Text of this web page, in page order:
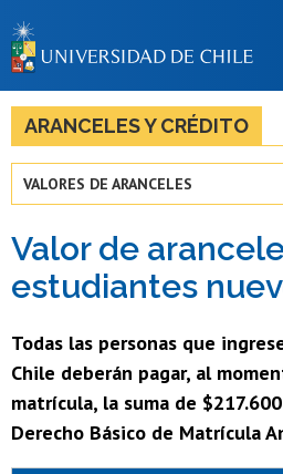
LA
Egresadas/
ARANCELES Y CRÉDITO
VALORES DE ARANCELES
Valor de
estudiantes
Todas las personas que
Chile deberán pagar, al
matrícula, la suma de
Derecho Básico de Matrícula